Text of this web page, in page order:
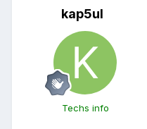
kap5ul
Techs info